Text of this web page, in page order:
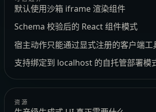
默认使用沙箱 iframe 渲染组件
Schema 校验后的 React 组件模式
宿主动作只能通过显式注册的客户端工
支持绑定到 localhost 的自托管部署模
资源